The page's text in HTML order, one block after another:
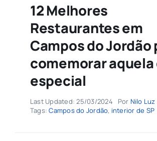
12 Melhores
Restaurantes em
Campos do Jordão
comemorar
especial
Last Updated: 25/03/2024 Por Nilo Luz
Tags:Campos do Jordão, interior de SP